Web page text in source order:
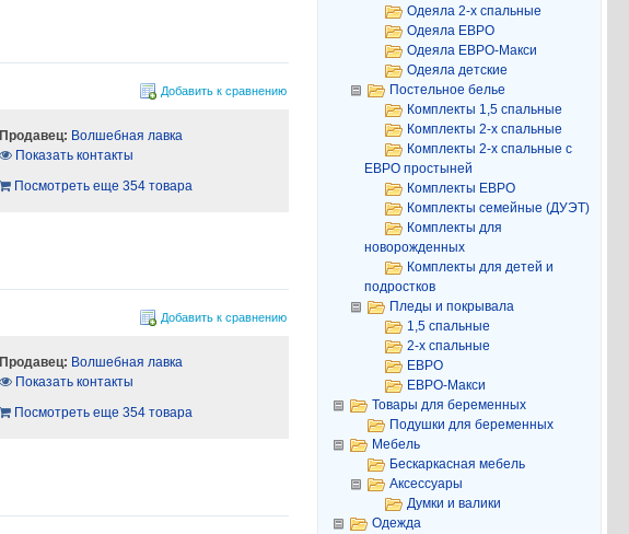
Добавить к сравнению
Продавец: Волшебная лавка
Показать контакты
Посмотреть еще 354 товара
Добавить к сравнению
Продавец: Волшебная лавка
Показать контакты
Посмотреть еще 354 товара
Одеяла 2-х спальные
Одеяла ЕВРО
Одеяла ЕВРО-Макси
Одеяла детские
Постельное белье
Комплекты 1,5 спальные
Комплекты 2-х спальные
Комплекты 2-х спальные с
ЕВРО простыней
Комплекты ЕВРО
Комплекты семейные (ДУЭТ)
Комплекты для
новорожденных
Комплекты для детей и
подростков
Пледы и покрывала
1,5 спальные
2-х спальные
ЕВРО
ЕВРО-Макси
Товары для беременных
Подушки для беременных
Мебель
Бескаркасная мебель
Аксессуары
Думки и валики
Одежда